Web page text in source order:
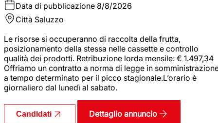
Data di pubblicazione 8/8/2026
Città Saluzzo
Le risorse si occuperanno di raccolta della frutta,
posizionamento della stessa nelle cassette e controllo
qualità dei prodotti. Retribuzione lorda mensile: € 1.497,34
Offriamo un contratto a norma di legge in
a tempo determinato per il picco stagionale.L’orario è
giornaliero dal lunedì al sabato.
Candidati Dettaglio annuncio